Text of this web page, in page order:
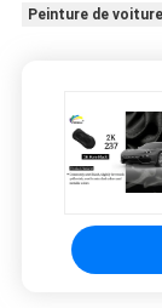
Peinture de